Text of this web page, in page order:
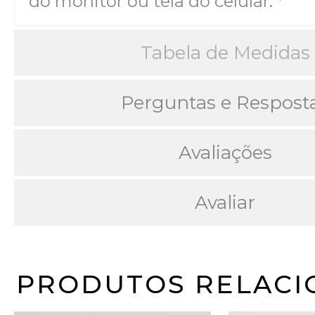
Tabela de Medidas
Perguntas e
Avaliações
Avaliar
PRODUTOS